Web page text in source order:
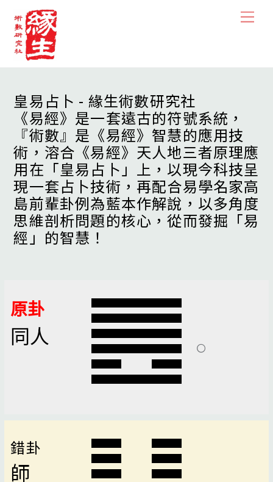
content
皇易占卜 - 緣生術數研究社
《易經》是一套遠古的符號系統，
『術數』是《易經》智慧的應用技
術，溶合《易經》天人地三者原理應
用在「皇易占卜」上，以現今科技呈
現一套占卜技術，再配合易學名家高
島前輩卦例為藍本作解說，以多角度
思維剖析問題的核心，從而發掘「易
經」的智慧！
原卦
同人
錯卦
師